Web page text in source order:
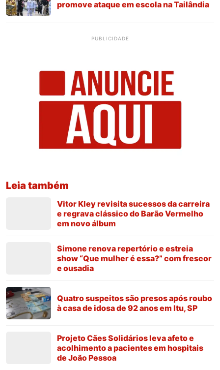
promove ataque em escola na Tailândia
PUBLICIDADE
Leia também
Vitor Kley revisita sucessos da carreira
e regrava clássico do Barão Vermelho
em novo álbum
Simone renova repertório e estreia
show “Que mulher é essa?” com frescor
e ousadia
Quatro suspeitos são presos após roubo
à casa de idosa de 92 anos em Itu, SP
Projeto Cães Solidários leva afeto e
acolhimento a pacientes em hospitais
de João Pessoa